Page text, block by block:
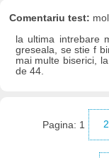
Comentariu test:
la ultima intrebare
greseala, se stie f
mai multe biserici,
de 44.
Pagina: 1 2